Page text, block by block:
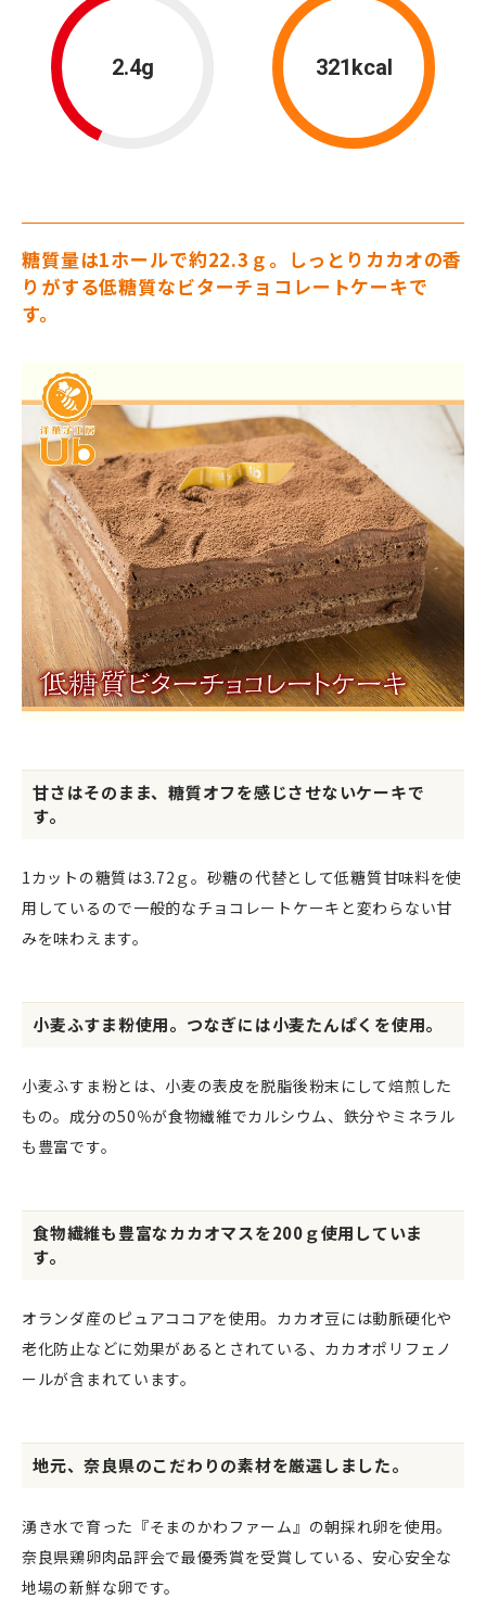
2.4g 321kcal
糖質量は1ホールで約22.3ｇ。しっとりカカオの香
りがする低糖質なビターチョコレートケーキで
す。
甘さはそのまま、糖質オフを感じさせないケーキで
す。
1カットの糖質は3.72ｇ。砂糖の代替として低糖質甘味料を使
用しているので一般的なチョコレートケーキと変わらない甘
みを味わえます。
小麦ふすま粉使用。つなぎには小麦たんぱくを使用。
小麦ふすま粉とは、小麦の表皮を脱脂後粉末にして焙煎した
もの。成分の50％が食物繊維でカルシウム、鉄分やミネラル
も豊富です。
食物繊維も豊富なカカオマスを200ｇ使用していま
す。
オランダ産のピュアココアを使用。カカオ豆には動脈硬化や
老化防止などに効果があるとされている、カカオポリフェノ
ールが含まれています。
地元、奈良県のこだわりの素材を厳選しました。
湧き水で育った『そまのかわファーム』の朝採れ卵を使用。
奈良県鶏卵肉品評会で最優秀賞を受賞している、安心安全な
地場の新鮮な卵です。